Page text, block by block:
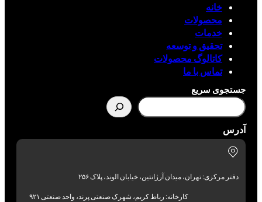
خانه
محصولات
خدمات
تحقیق و توسعه
کاتالوگ محصولات
تماس با ما
جستجوی سریع
آدرس
دفتر مرکزی: تهران، میدان آرژانتین، خیابان الوند، پلاک ۲۵۶
کارخانه: رباط کریم، شهرک صنعتی پرند، واحد صنعتی ۹۲۱